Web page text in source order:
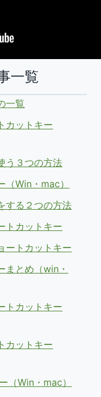
一覧
一覧
カットキー
う３つの方法
Win・mac）
する２つの方法
トカットキー
ートカットキー
まとめ（win・
トカットキー
カットキー
（Win・mac）